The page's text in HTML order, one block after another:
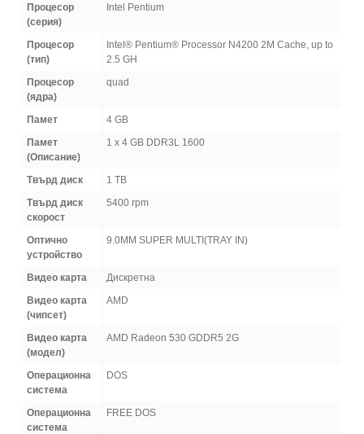
Процесор
(серия)
Intel Pentium
Процесор
(тип)
Intel® Pentium® Processor N4200 2M Cache, up to
2.5 GH
Процесор
(ядра)
quad
Памет
4 GB
Памет
(Oписание)
1 x 4 GB DDR3L 1600
Твърд диск
1 TB
Твърд диск
скорост
5400 rpm
Оптично
устройство
9.0MM SUPER MULTI(TRAY IN)
Видео карта
Дискретна
Видео карта
(чипсет)
AMD
Видео карта
(модел)
AMD Radeon 530 GDDR5 2G
Операционна
система
DOS
Операционна
система
FREE DOS